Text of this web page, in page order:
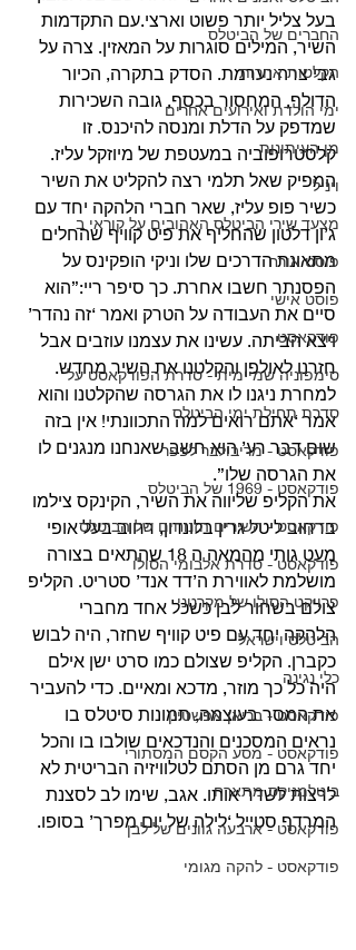
החברים של הביטלס
הקלטות אחרות
ימי הולדת ואירועים אחרים
מן העיתונות
ויניל
מצעד שירי הביטלס האהובים על קוראי ב
פוסט אורח
פוסט אישי
פודקאסט
סימפוניה שמיימית - סדרת הפודקאסט על
סדרת תחילת ימי הביטלס
פודקאסט - מריבולבר לפפר
פודקאסט - 1969 של הביטלס
פודקאסט - השירים הזנוחים של הביטלס
פודקאסט - סדרת אלבומי הסולו
פרויקט הסולו של מקרטני
הביטלס וישראל
כלי נגינה
פודקאסט - בריאן אפשטיין
פודקאסט - מסע הקסם המסתורי
ביטלמניקס מתארח
פודקאסט - ארבעה גוונים של לבן
פודקאסט - להקה מגומי
בעל צליל יותר פשוט וארצי.עם התקדמות
השיר, המילים סוגרות על המאזין. צרה על
גבי צרה נערמת. הסדק בתקרה, הכיור
הדולף, המחסור בכסף, גובה השכירות
שמדפק על הדלת ומנסה להיכנס. זו
קלסטרופוביה במעטפת של מיוזקל עליז.
המפיק שאל תלמי רצה להקליט את השיר
כשיר פופ עליז, שאר חברי הלהקה יחד עם
ג’ון דלטון שהחליף את פיט קוויף שהחלים
מתאונת הדרכים שלו וניקי הופקינס על
הפסנתר חשבו אחרת. כך סיפר ריי:”הוא
סיים את העבודה על הטרק ואמר ‘זה נהדר’
ויצא הביתה. עשינו את עצמנו עוזבים אבל
חזרנו לאולפן והקלטנו את השיר מחדש.
למחרת ניגנו לו את הגרסה שהקלטנו והוא
אמר ‘אתם רואים למה התכוונתי! אין בזה
שום דבר רע’ הוא חשב שאנחנו מנגנים לו
את הגרסה שלו”.
את הקליפ שליווה את השיר, הקינקס צילמו
ברחוב ליטל גרין בלונדון, רחוב בעל אופי
מעט גותי מהמאה ה 18 שהתאים בצורה
מושלמת לאווירת ה’דד אנד’ סטריט. הקליפ
צולם בשחור לבן כשכל אחד מחברי
הלהקה יחד עם פיט קוויף שחזר, היה לבוש
כקברן. הקליפ שצולם כמו סרט ישן אילם
היה כל כך מוזר, מדכא ומאיים. כדי להעביר
את המסר בעוצמה, תמונות סיטלס בו
נראים המסכנים והנדכאים שולבו בו והכל
יחד גרם מן הסתם לטלוויזיה הבריטית לא
לרצות לשדר אותו. אגב, שימו לב לסצנת
המרדף סטייל ‘לילה של יום מפרך’ בסופו.